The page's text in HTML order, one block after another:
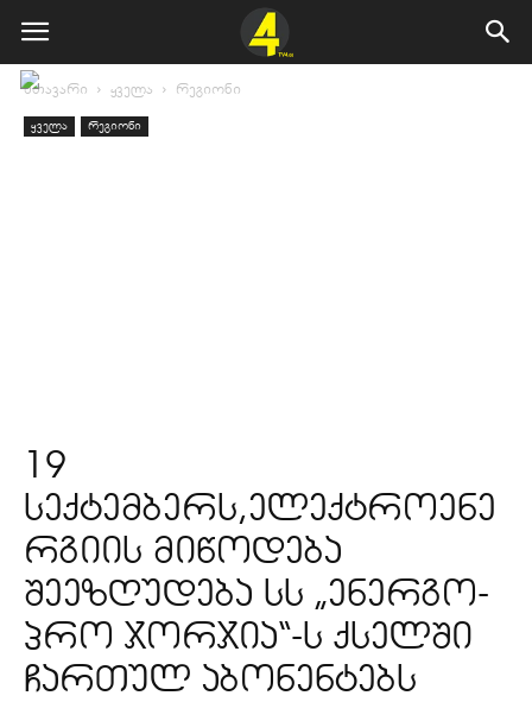
მთავარი ყველა რეგიონი
ყველა რეგიონი
19
სექტემბერს,ელექტროენე
რგიის მიწოდება
შეეზღუდება სს „ენერგო-
პრო ჯორჯია“-ს ქსელში
ჩართულ აბონენტებს